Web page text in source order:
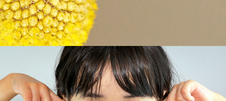
Die Kunst des Erziehens
Kinder brauchen für ihre Entwicklung Räume – mit Begrenzungen, die ihrem
Alter entsprechen. Diese Räume zu gestalten ist eine Kunst. Sie besteht zu